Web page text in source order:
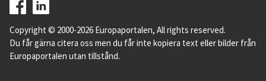
Copyright © 2000-2026 Europaportalen, All rights reserved.
Du får gärna citera oss men du får inte kopiera text eller bilder från
Europaportalen utan tillstånd.